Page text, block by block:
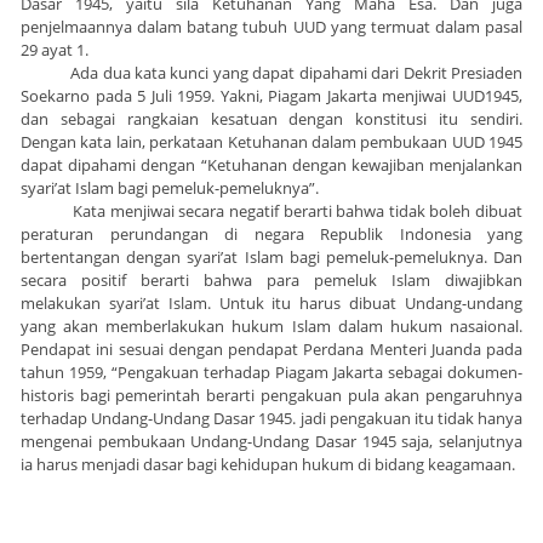
penjelmaannya dalam batang tubuh UUD yang termuat dalam pasal
29 ayat 1.
Ada dua kata kunci yang dapat dipahami dari Dekrit Presiaden
Soekarno pada 5 Juli 1959. Yakni, Piagam Jakarta menjiwai UUD1945,
dan sebagai rangkaian kesatuan dengan konstitusi itu sendiri.
Dengan kata lain, perkataan Ketuhanan dalam pembukaan UUD 1945
dapat dipahami dengan “Ketuhanan dengan kewajiban menjalankan
syari’at Islam bagi pemeluk-pemeluknya”.
Kata menjiwai secara negatif berarti bahwa tidak boleh dibuat
peraturan perundangan di negara Republik Indonesia yang
bertentangan dengan syari’at Islam bagi pemeluk-pemeluknya. Dan
secara positif berarti bahwa para pemeluk Islam diwajibkan
melakukan syari’at Islam. Untuk itu harus dibuat Undang-undang
yang akan memberlakukan hukum Islam dalam hukum nasaional.
Pendapat ini sesuai dengan pendapat Perdana Menteri Juanda pada
tahun 1959, “Pengakuan terhadap Piagam Jakarta sebagai dokumen-
historis bagi pemerintah berarti pengakuan pula akan pengaruhnya
terhadap Undang-Undang Dasar 1945. jadi pengakuan itu tidak hanya
mengenai pembukaan Undang-Undang Dasar 1945 saja, selanjutnya
ia harus menjadi dasar bagi kehidupan hukum di bidang keagamaan.